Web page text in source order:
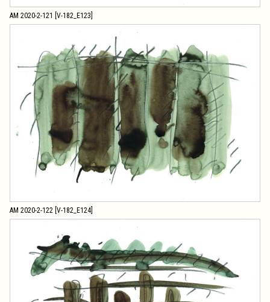
AM 2020-2-121 [V-182_E123]
AM 2020-2-122 [V-182_E124]